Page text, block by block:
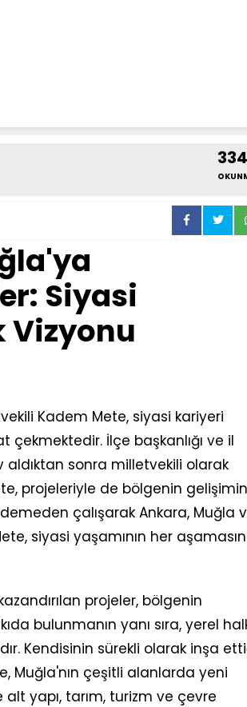
Siyasi
Vizyonu
Kadem Mete, siyasi kariyeri
çekmektedir. İlçe başkanlığı ve il
aldıktan sonra milletvekili olarak
projeleriyle de bölgenin
çalışarak Ankara, Muğla
siyasi yaşamının her
projeler, bölgenin
bulunmanın yanı sıra, yerel
Kendisinin sürekli olarak inşa
Muğla'nın çeşitli alanlarda yeni
alt yapı, tarım, turizm ve çevre